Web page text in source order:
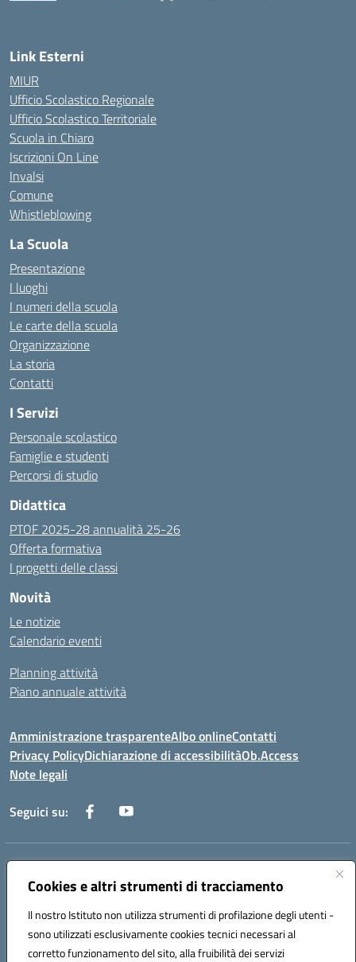
Cookies e altri strumenti di tracciamento
Il nostro Istituto non utilizza strumenti di profilazione degli utenti -
sono utilizzati esclusivamente cookies tecnici necessari al
corretto funzionamento del sito, alla fruibilità dei servizi
Link Esterni
MIUR
Ufficio Scolastico Regionale
Ufficio Scolastico Territoriale
Scuola in Chiaro
Iscrizioni On Line
Invalsi
Comune
Whistleblowing
La Scuola
Presentazione
I luoghi
I numeri della scuola
Le carte della scuola
Organizzazione
La storia
Contatti
I Servizi
Personale scolastico
Famiglie e studenti
Percorsi di studio
Didattica
PTOF 2025-28 annualità 25-26
Offerta formativa
I progetti delle classi
Novità
Le notizie
Calendario eventi
Planning attività
Piano annuale attività
Amministrazione trasparenteAlbo onlineContatti
Privacy PolicyDichiarazione di accessibilitàOb.Access
Note legali
Seguici su:
Indirizzo:
Centralino:0733/815931 - 0733/784180
Posta elettronica certificata (PEC):MCIS00200P@pec.istruzione.it
Codice fiscale: 80006860433